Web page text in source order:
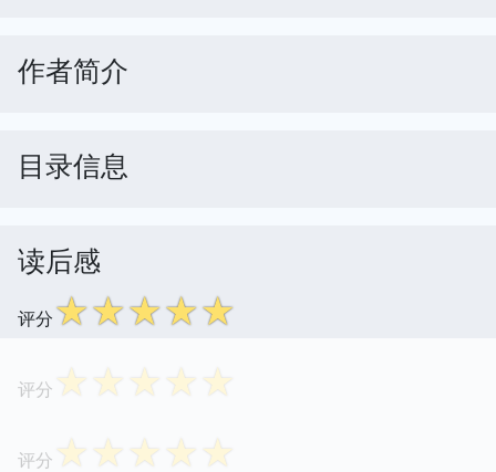
作者简介
目录信息
读后感
评分☆☆☆☆☆
评分 ☆☆☆☆☆
评分 ☆☆☆☆☆